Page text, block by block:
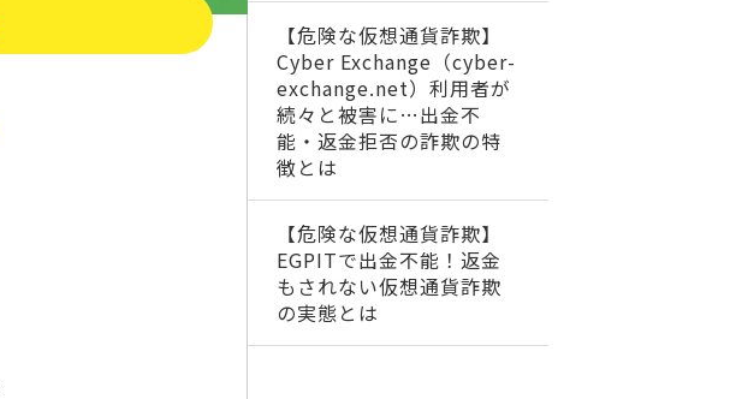
【危険な仮想通貨詐欺】
Cyber Exchange（cyber-
exchange.net）利用者が
続々と被害に…出金不
能・返金拒否の詐欺の特
徴とは
【危険な仮想通貨詐欺】
EGPITで出金不能！返金
もされない仮想通貨詐欺
の実態とは